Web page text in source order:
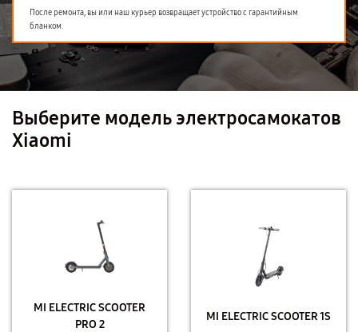
После ремонта, вы или наш курьер возвращает устройство с гарантийным
бланком.
Выберите модель электросамокатов
Xiaomi
MI ELECTRIC SCOOTER
PRO 2
MI ELECTRIC SCOOTER 1S